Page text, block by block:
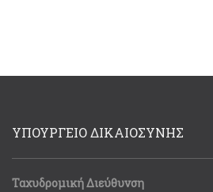
ΥΠΟΥΡΓΕΙΟ ΔΙΚΑΙΟΣΥΝΗΣ
Ταχυδρομική Διεύθυνση